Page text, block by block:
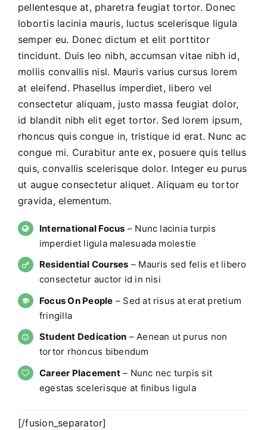
pellentesque at, pharetra feugiat tortor. Donec
lobortis lacinia mauris, luctus scelerisque ligula
semper eu. Donec dictum et elit porttitor
tincidunt. Duis leo nibh, accumsan vitae nibh id,
mollis convallis nisl. Mauris varius cursus lorem
at eleifend. Phasellus imperdiet, libero vel
consectetur aliquam, justo massa feugiat dolor,
id blandit nibh elit eget tortor. Sed lorem ipsum,
rhoncus quis congue in, tristique id erat. Nunc ac
congue mi. Curabitur ante ex, posuere quis tellus
quis, convallis scelerisque dolor. Integer eu purus
ut augue consectetur aliquet. Aliquam eu tortor
gravida, elementum.
International Focus – Nunc lacinia turpis
imperdiet ligula malesuada molestie
Residential Courses – Mauris sed felis et libero
consectetur auctor id in nisi
Focus On People – Sed at risus at erat pretium
fringilla
Student Dedication – Aenean ut purus non
tortor rhoncus bibendum
Career Placement– Nunc nec turpis sit
egestas scelerisque at finibus ligula
[/fusion_separator]